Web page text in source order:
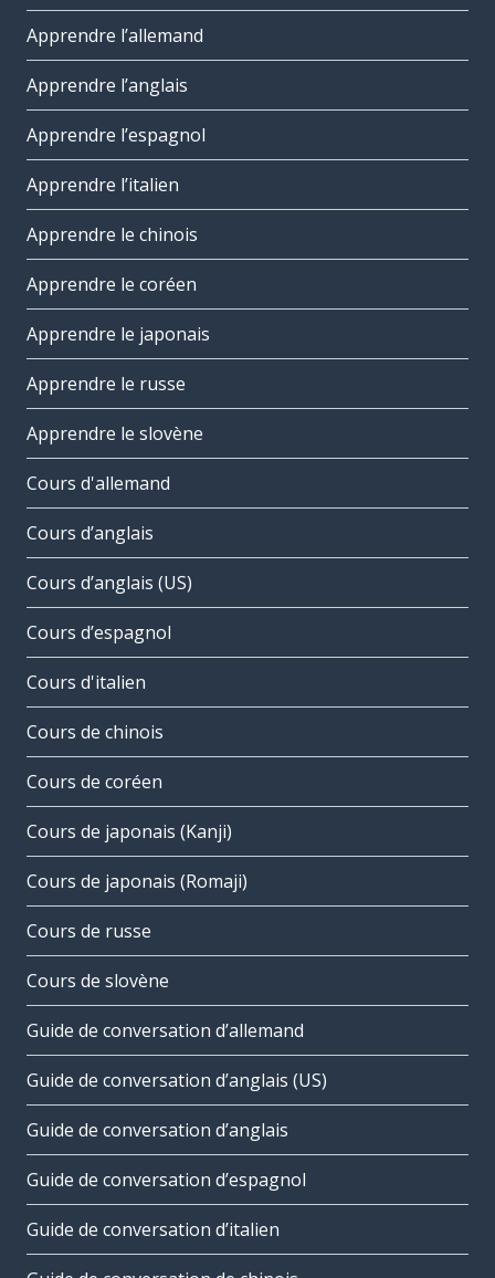
Apprendre l’allemand
Apprendre l’anglais
Apprendre l’espagnol
Apprendre l’italien
Apprendre le chinois
Apprendre le coréen
Apprendre le japonais
Apprendre le russe
Apprendre le slovène
Cours d'allemand
Cours d’anglais
Cours d’anglais (US)
Cours d’espagnol
Cours d'italien
Cours de chinois
Cours de coréen
Cours de japonais (Kanji)
Cours de japonais (Romaji)
Cours de russe
Cours de slovène
Guide de conversation d’allemand
Guide de conversation d’anglais (US)
Guide de conversation d’anglais
Guide de conversation d’espagnol
Guide de conversation d’italien